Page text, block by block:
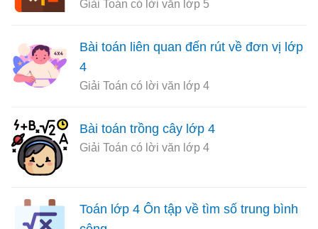
Giải Toán có lời văn lớp 5
Bài toán liên quan đến rút về đơn vị lớp
4
Giải Toán có lời văn lớp 4
Bài toán trồng cây lớp 4
Giải Toán có lời văn lớp 4
Toán lớp 4 Ôn tập về tìm số trung bình